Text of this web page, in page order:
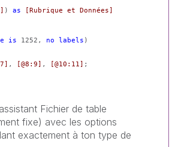
) as
[Rubrique et Données]
is 1252, no labels )
, [@8:9] , [@10:11] ;
Fichier de table
fixe) avec les options
exactement à ton type de